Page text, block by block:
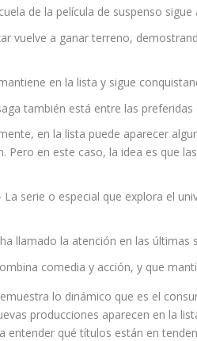
de la película de suspenso
vuelve a ganar terreno,
en la lista y sigue
también está entre las preferidas
en la lista puede aparecer
Pero en este caso, la idea es que
serie o especial que explora el
llamado la atención en las últimas
comedia y acción, y que
lo dinámico que es el
producciones aparecen en la
entender qué títulos están en